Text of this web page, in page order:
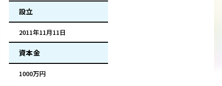
設立
2011年11月11日
資本金
1000万円